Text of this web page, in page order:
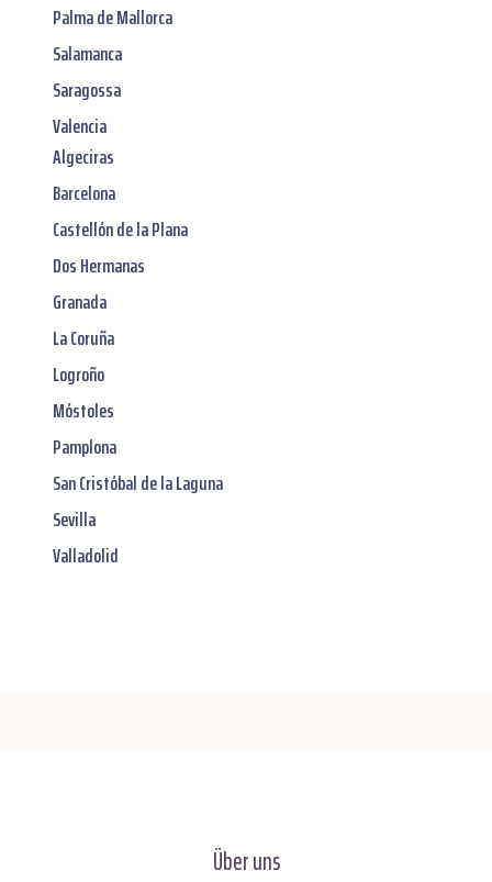
Palma de Mallorca
Salamanca
Saragossa
Valencia
Algeciras
Barcelona
Castellón de la Plana
Dos Hermanas
Granada
La Coruña
Logroño
Móstoles
Pamplona
San Cristóbal de la Laguna
Sevilla
Valladolid
Über uns